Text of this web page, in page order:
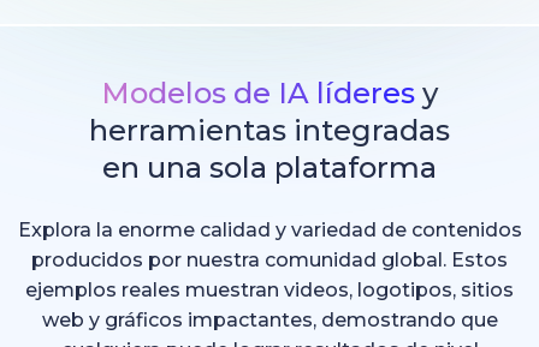
Modelos de IA líderes y
herramientas integradas
en una sola plataforma
Explora la enorme calidad y variedad de contenidos
producidos por nuestra comunidad global. Estos
ejemplos reales muestran videos, logotipos, sitios
web y gráficos impactantes, demostrando que